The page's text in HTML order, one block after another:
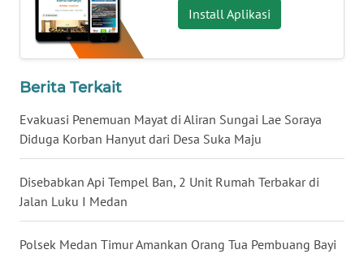
Install Aplikasi
Berita Terkait
Evakuasi Penemuan Mayat di Aliran Sungai Lae Soraya
Diduga Korban Hanyut dari Desa Suka Maju
Disebabkan Api Tempel Ban, 2 Unit Rumah Terbakar di
Jalan Luku I Medan
Polsek Medan Timur Amankan Orang Tua Pembuang Bayi
WN
KALTIM
WN
WN
GORONTALO
WN
SULUT